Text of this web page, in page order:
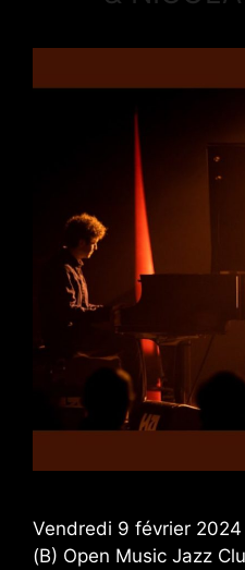
Vendredi 9 février 2024
(B) Open Music Jazz